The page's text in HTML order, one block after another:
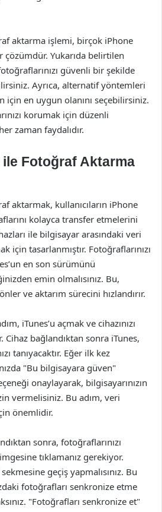
aktarma işlemi, birçok iPhone
çözümdür. Yukarıda belirtilen
güvenli bir şekilde
Ayrıca, alternatif yöntemleri
için en uygun olanını seçebilirsiniz.
korumak için düzenli
zaman faydalıdır.
ile Fotoğraf Aktarma
aktarmak, kullanıcıların iPhone
kolayca transfer etmelerini
ile bilgisayar arasındaki veri
için tasarlanmıştır. Fotoğraflarınızı
en son sürümünü
emin olmalısınız. Bu,
ve aktarım sürecini hızlandırır.
iTunes’u açmak ve cihazınızı
Cihaz bağlandıktan sonra iTunes,
tanıyacaktır. Eğer ilk kez
"Bu bilgisayara güven"
onaylayarak, bilgisayarınızın
vermelisiniz. Bu adım, veri
önemlidir.
sonra, fotoğraflarınızı
tıklamanız gerekiyor.
geçiş yapmalısınız. Bu
fotoğrafları senkronize etme
"Fotoğrafları senkronize et"